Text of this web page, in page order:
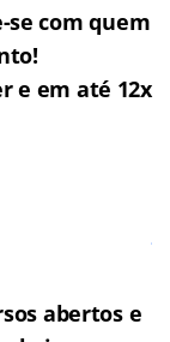
com quem
e em até 12x
abertos e